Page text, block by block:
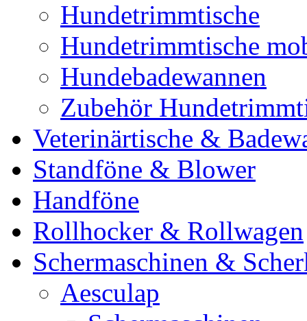
Hundetrimmtische
Hundetrimmtische
Hundebadewannen
Zubehör
Veterinärtische &
Standföne & Blower
Handföne
Rollhocker & Rollwagen
Schermaschinen &
Aesculap